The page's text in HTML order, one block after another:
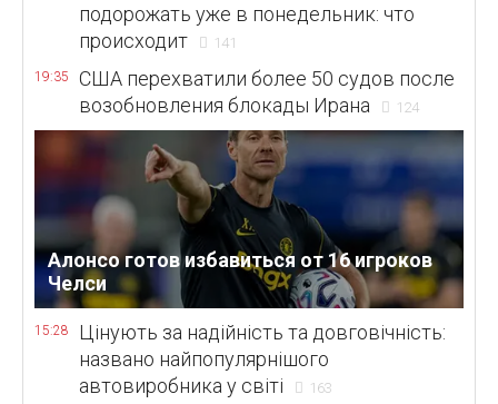
подорожать уже в понедельник: что
происходит
141
19:35
США перехватили более 50 судов после
возобновления блокады Ирана
124
Алонсо готов избавиться от 16 игроков
Челси
15:28
Цінують за надійність та довговічність:
названо найпопулярнішого
автовиробника у світі
163